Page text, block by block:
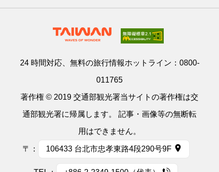
24 時間対応、無料の旅行情報ホットライン： 0800-
011765
著作権 © 2019 交通部観光署当サイトの著作権は交
通部観光署に帰属します。 記事・画像等の無断転
用はできません。
〒： 106433 台北市忠孝東路4段290号9F